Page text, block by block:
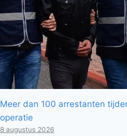
Meer dan 100 arrestanten
operatie
8 augustus 2026